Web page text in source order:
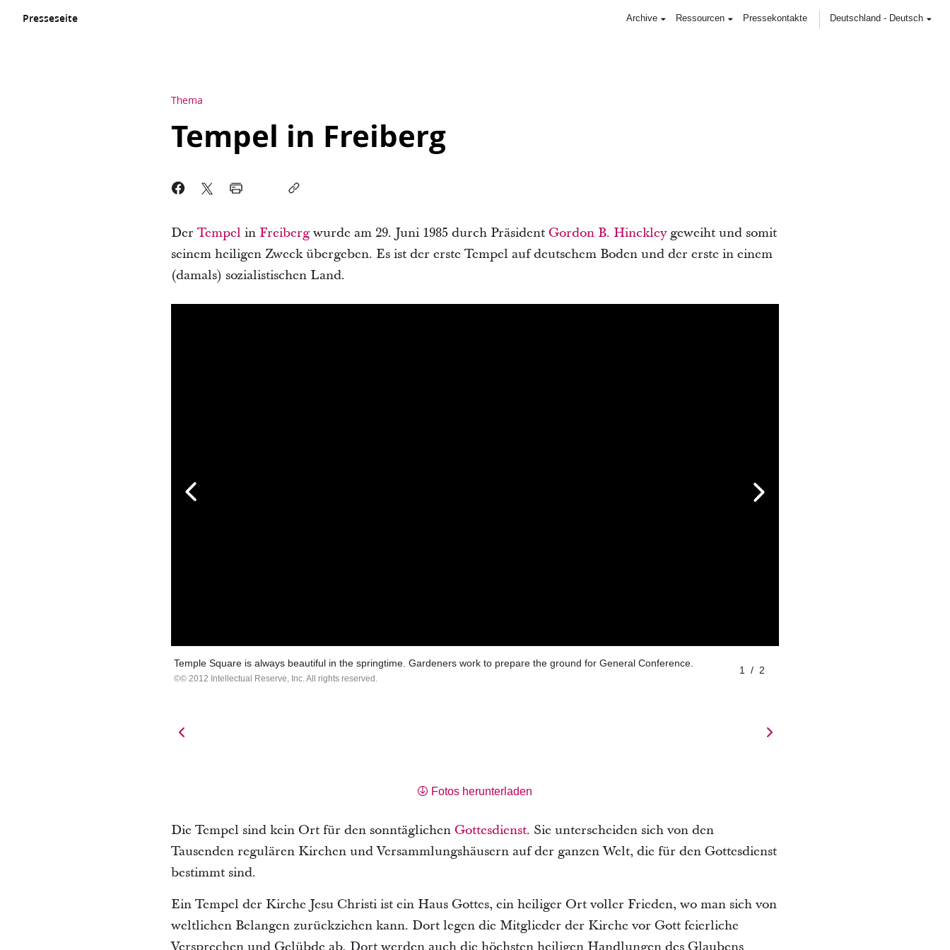
Presseseite Archive Ressourcen Pressekontakte Deutschland - Deutsch
Thema
Tempel in Freiberg
Der Tempel in Freibergwurde am 29. Juni 1985 durch Präsident Gordon B. Hinckleygeweiht und somit
seinem heiligen Zweck übergeben. Es ist der erste Tempel auf deutschem Boden und der erste in einem
(damals) sozialistischen Land.
Temple Square is always beautiful in the springtime. Gardeners work to prepare the ground for General Conference.
© 2012 Intellectual Reserve, Inc. All rights reserved.
1 / 2
Fotos herunterladen
Die Tempel sind kein Ort für den sonntäglichen Gottesdienst. Sie unterscheiden sich von den
Tausenden regulären Kirchen und Versammlungshäusern auf der ganzen Welt, die für den Gottesdienst
bestimmt sind.
Ein Tempel der Kirche Jesu Christi ist ein Haus Gottes, ein heiliger Ort voller Frieden, wo man sich von
weltlichen Belangen zurückziehen kann. Dort legen die Mitglieder der Kirche vor Gott feierliche